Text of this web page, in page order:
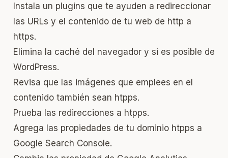
Instala un plugins que te ayuden a redireccionar
las URLs y el contenido de tu web de http a
https.
Elimina la caché del navegador y si es posible de
WordPress.
Revisa que las imágenes que emplees en el
contenido también sean htpps.
Prueba las redirecciones a htpps.
Agrega las propiedades de tu dominio htpps a
Google Search Console.